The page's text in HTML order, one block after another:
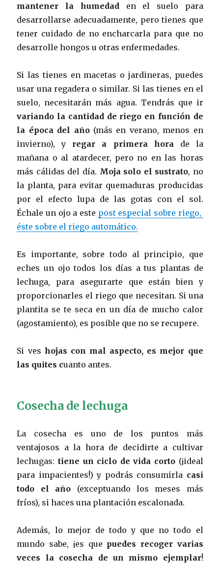
mantener la humedad en el suelo para
desarrollarse adecuadamente, pero tienes que
tener cuidado de no encharcarla para que no
desarrolle hongos u otras enfermedades.
Si las tienes en macetas o jardineras, puedes
usar una regadera o similar. Si las tienes en el
suelo, necesitarán más agua. Tendrás que ir
variando la cantidad de riego en función de
la época del año(más en verano, menos en
invierno), y regar a primera hora de la
mañana o al atardecer, pero no en las horas
más cálidas del día. Moja solo el sustrato, no
la planta, para evitar quemaduras producidas
por el efecto lupa de las gotas con el sol.
Échale un ojo a este post especial sobre riego,
éste sobre el riego automático.
Es importante, sobre todo al principio, que
eches un ojo todos los días a tus plantas de
lechuga, para asegurarte que están bien y
proporcionarles el riego que necesitan. Si una
plantita se te seca en un día de mucho calor
(agostamiento), es posible que no se recupere.
Si ves hojas con mal aspecto, es mejor que
las quites cuanto antes.
Cosecha de lechuga
La cosecha es uno de los puntos más
ventajosos a la hora de decidirte a cultivar
lechugas:tiene un ciclo de vida corto(¡ideal
para impacientes!) y podrás consumirla casi
todo el año (exceptuando los meses más
fríos), si haces una plantación escalonada.
Además, lo mejor de todo y que no todo el
mundo sabe, ¡es que puedes recoger varias
veces la cosecha de un mismo ejemplar!